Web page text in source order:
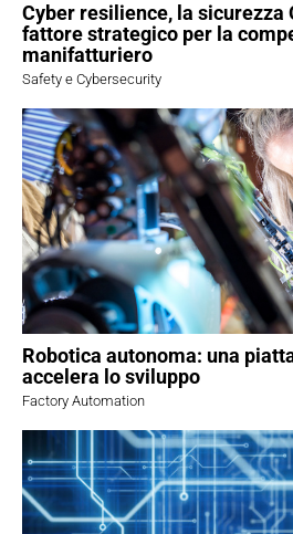
Cyber resilience, la sicurezza
fattore strategico per la
manifatturiero
Safety e Cybersecurity
Robotica autonoma: una
accelera lo sviluppo
Factory Automation